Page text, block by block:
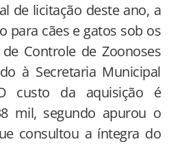
de licitação deste ano, a
para cães e gatos sob os
Controle de Zoonoses
à Secretaria Municipal
custo da aquisição é
mil, segundo apurou o
consultou a íntegra do